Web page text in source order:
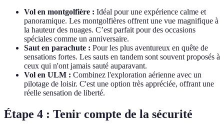
Vol en montgolfière : Idéal pour une expérience calme et
panoramique. Les montgolfières offrent une vue magnifique à
la hauteur des nuages. C’est parfait pour des occasions
spéciales comme un anniversaire.
Saut en parachute : Pour les plus aventureux en quête de
sensations fortes. Les sauts en tandem sont souvent proposés à
ceux qui n'ont jamais sauté auparavant.
Vol en ULM : Combinez l'exploration aérienne avec un
pilotage de loisir. C'est une option très appréciée, offrant une
réelle sensation de liberté.
Étape 4 : Tenir compte de la sécurité